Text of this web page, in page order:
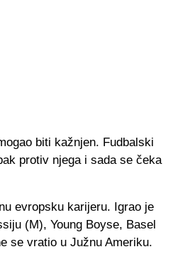
biti kažnjen. Fudbalski
protiv njega i sada se čeka
evropsku karijeru. Igrao je
(M), Young Boyse, Basel
se vratio u Južnu Ameriku.